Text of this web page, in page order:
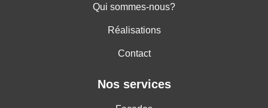
Qui sommes-nous?
Réalisations
Contact
Nos services